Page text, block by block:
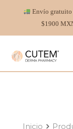
Envío gratuito
$1900
Inicio